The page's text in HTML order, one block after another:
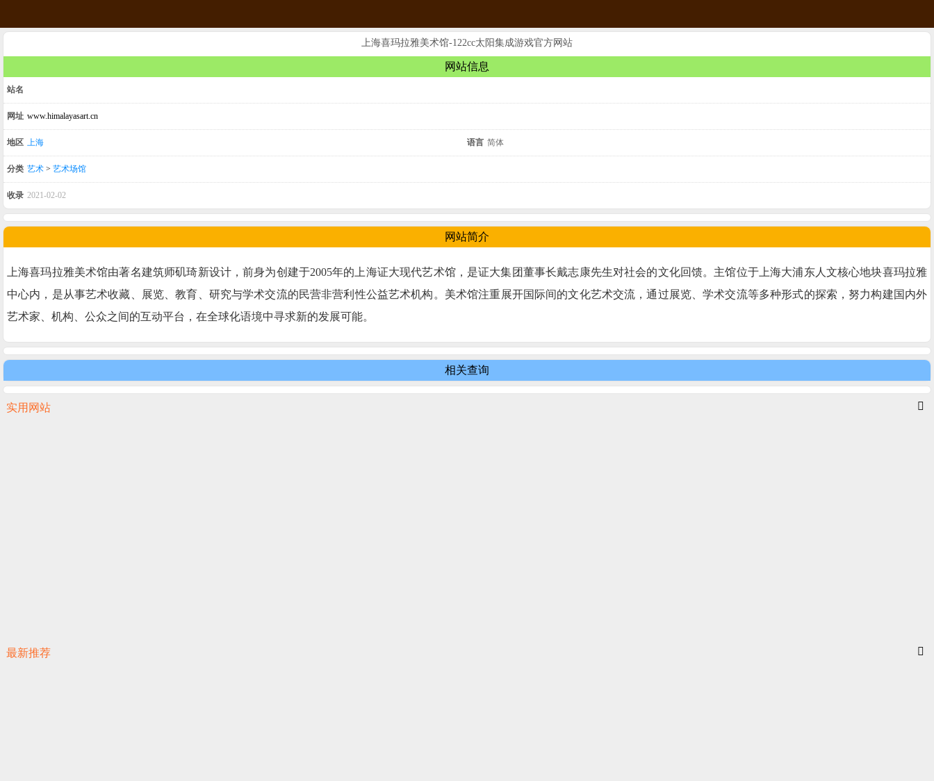
上海喜玛拉雅美术馆-122cc太阳集成游戏官方网站
网站信息
站名
网址 www.himalayasart.cn
地区 上海 语言 简体
分类 艺术 > 艺术场馆
收录 2021-02-02
网站简介
上海喜玛拉雅美术馆由著名建筑师矶琦新设计，前身为创建于2005年的上海证大现代艺术馆，是证大集团董事长戴志康先生对社会的文化回馈。主馆位于上海大浦东人文核心地块喜玛拉雅
中心内，是从事艺术收藏、展览、教育、研究与学术交流的民营非营利性公益艺术机构。美术馆注重展开国际间的文化艺术交流，通过展览、学术交流等多种形式的探索，努力构建国内外
艺术家、机构、公众之间的互动平台，在全球化语境中寻求新的发展可能。
相关查询
实用网站
最新推荐